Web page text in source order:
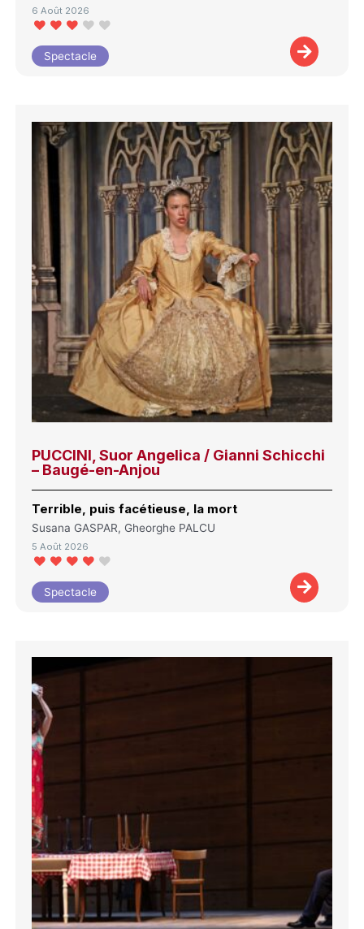
6 Août 2026
Spectacle
PUCCINI, Suor Angelica / Gianni Schicchi
– Baugé-en-Anjou
Terrible, puis facétieuse, la mort
Susana GASPAR, Gheorghe PALCU
5 Août 2026
Spectacle